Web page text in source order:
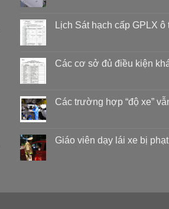
Lịch Sát hạch cấp GPLX
Các cơ sở đủ điều kiện
Các trường hợp “độ xe”
Giáo viên dạy lái xe bị